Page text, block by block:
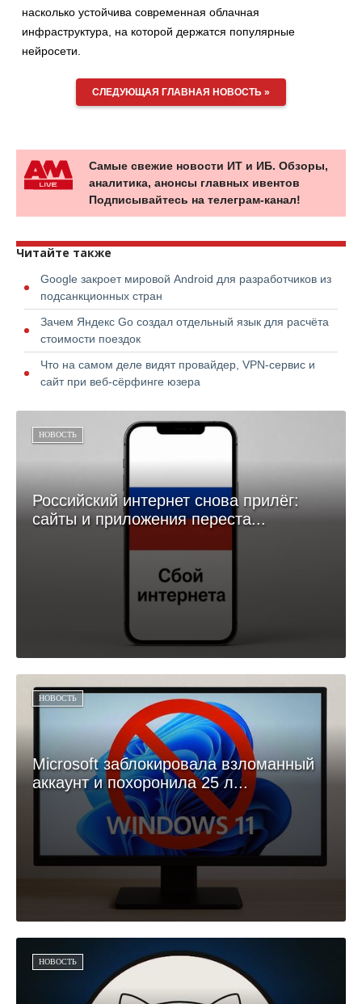
насколько устойчива современная облачная
инфраструктура, на которой держатся популярные
нейросети.
СЛЕДУЮЩАЯ ГЛАВНАЯ НОВОСТЬ »
Самые свежие новости ИТ и ИБ. Обзоры,
аналитика, анонсы главных ивентов
Подписывайтесь на телеграм-канал!
Читайте также
Google закроет мировой Android для разработчиков из
подсанкционных стран
Зачем Яндекс Go создал отдельный язык для расчёта
стоимости поездок
Что на самом деле видят провайдер, VPN-сервис и
сайт при веб-сёрфинге юзера
НОВОСТЬ
Российский интернет снова прилёг:
сайты и приложения переста...
НОВОСТЬ
Microsoft заблокировала взломанный
аккаунт и похоронила 25 л...
НОВОСТЬ